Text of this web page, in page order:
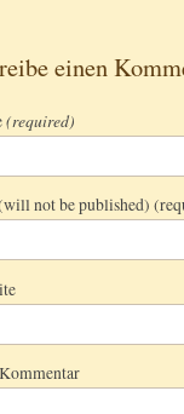
einen
(required)
not be published)